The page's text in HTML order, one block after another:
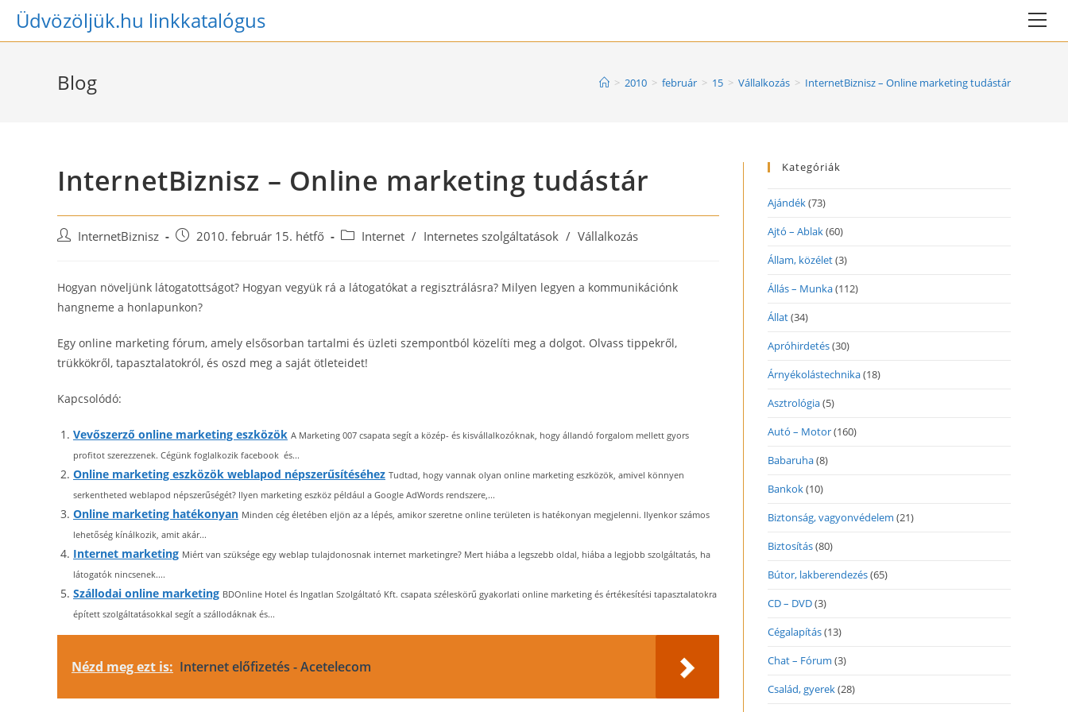
SkipÜdvözöljük.hu linkkatalógus
Blog > 2010 > február > 15 > Vállalkozás > InternetBiznisz – Online marketing tudástár
InternetBiznisz – Online marketing tudástár
Post InternetBiznisz
Post 2010. február 15. hétfő
Post Internet / Internetes szolgáltatások / Vállalkozás
Hogyan növeljünk látogatottságot? Hogyan vegyük rá a látogatókat a regisztrálásra? Milyen legyen a kommunikációnk
hangneme a honlapunkon?
Egy online marketing fórum, amely elsősorban tartalmi és üzleti szempontból közelíti meg a dolgot. Olvass tippekről,
trükkökről, tapasztalatokról, és oszd meg a saját ötleteidet!
Kapcsolódó:
Vevőszerző online marketing eszközök A Marketing 007 csapata segít a közép- és kisvállalkozóknak, hogy állandó forgalom mellett gyors
profitot szerezzenek. Cégünk foglalkozik facebook és...
Online marketing eszközök weblapod népszerűsítéséhez Tudtad, hogy vannak olyan online marketing eszközök, amivel könnyen
serkentheted weblapod népszerűségét? Ilyen marketing eszköz például a Google AdWords rendszere,...
Online marketing hatékonyan Minden cég életében eljön az a lépés, amikor szeretne online területen is hatékonyan megjelenni. Ilyenkor számos
lehetőség kínálkozik, amit akár...
Internet marketing Miért van szüksége egy weblap tulajdonosnak internet marketingre? Mert hiába a legszebb oldal, hiába a legjobb szolgáltatás, ha
látogatók nincsenek....
Szállodai online marketing BDOnline Hotel és Ingatlan Szolgáltató Kft. csapata széleskörű gyakorlati online marketing és értékesítési tapasztalatokra
épített szolgáltatásokkal segít a szállodáknak és...
Nézd meg ezt is: Internet előfizetés - Acetelecom
Kategóriák
Ajándék(73)
Ajtó – Ablak(60)
Állam, közélet(3)
Állás – Munka(112)
Állat(34)
Apróhirdetés(30)
Árnyékolástechnika(18)
Asztrológia(5)
Autó – Motor(160)
Babaruha(8)
Bankok(10)
Biztonság, vagyonvédelem (21)
Biztosítás(80)
Bútor, lakberendezés(65)
CD – DVD(3)
Cégalapítás(13)
Chat – Fórum (3)
Család, gyerek(28)